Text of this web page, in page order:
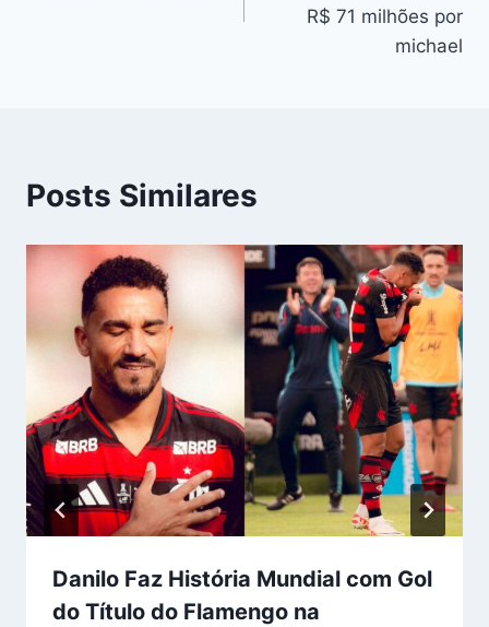
R$ 71 milhões por
michael
Posts Similares
Danilo Faz História Mundial com Gol
do Título do Flamengo na